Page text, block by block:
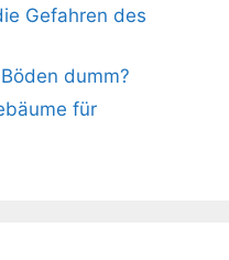
Gefahren des
dumm?
für